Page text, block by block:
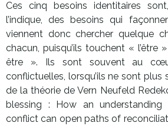
Ces cinq besoins identitaires
l’indique, des besoins qui
viennent donc chercher quelque
chacun, puisqu’ils touchent « l’être
être ». Ils sont souvent au
conflictuelles, lorsqu’ils ne sont plus
de la théorie de Vern Neufeld
blessing : How an
conflict can open paths of